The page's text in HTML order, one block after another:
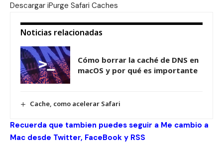
Descargar iPurge Safari Caches
Noticias relacionadas
Cómo borrar la caché de DNS en
macOS y por qué es importante
Cache, como acelerar Safari
Recuerda que tambien puedes seguir a Me cambio a
Mac desde Twitter, FaceBook y RSS